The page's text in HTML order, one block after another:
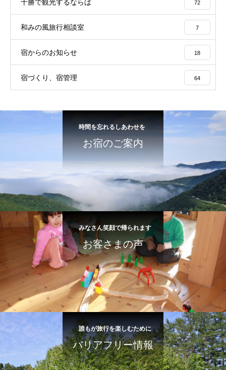
十勝で観光するならば 72
和みの風旅行相談室 7
宿からのお知らせ 18
宿づくり、宿管理 64
時間を忘れるしあわせを
お宿のご案内
みなさん笑顔で帰られます
お客さまの声
誰もが旅行を楽しむために
バリアフリー情報